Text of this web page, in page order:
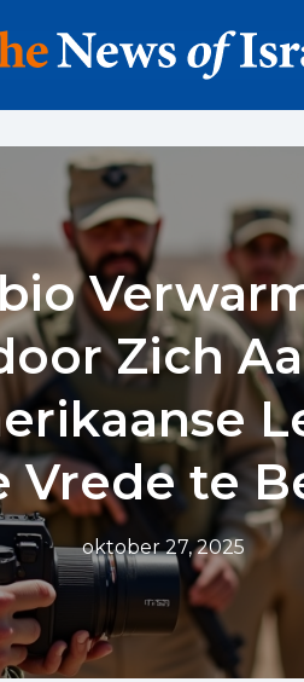
Zich
Vrede te
oktober 27, 2025